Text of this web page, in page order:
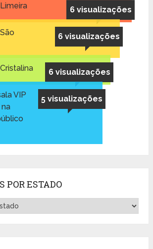
6 visualizações
6 visualizações
6 visualizações
5 visualizações
VIP
POR ESTADO